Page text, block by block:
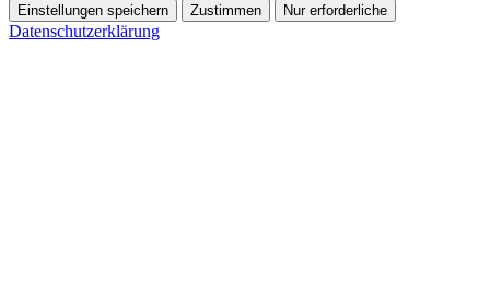
Einstellungen speichern Zustimmen Nur erforderliche
Datenschutzerklärung